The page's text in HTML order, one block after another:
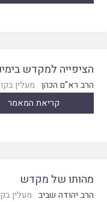
הציפייה למקדש
הרב רא"ם הכהן מעלין
קריאת המאמר
מהותו של מקדש
הרב יהודה שביב מעלין